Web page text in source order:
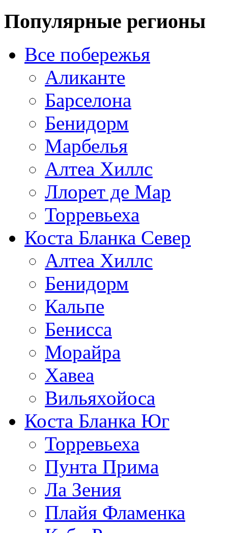
Популярные регионы
Все побережья
Аликанте
Барселона
Бенидорм
Марбелья
Алтеа Хиллс
Ллорет де Мар
Торревьеха
Коста Бланка Север
Алтеа Хиллс
Бенидорм
Кальпе
Бенисса
Морайра
Хавеа
Вильяхойоса
Коста Бланка Юг
Торревьеха
Пунта Прима
Ла Зения
Плайя Фламенка